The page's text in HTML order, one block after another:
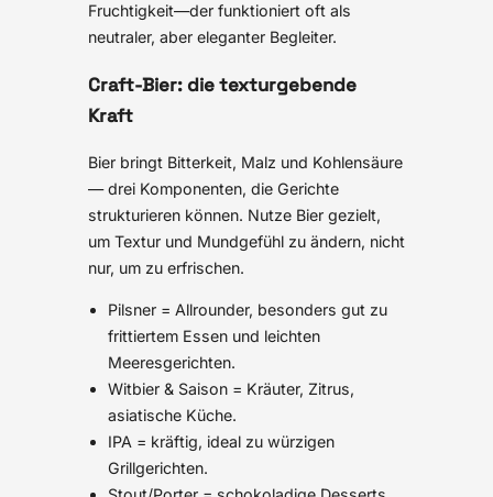
Fruchtigkeit—der funktioniert oft als
neutraler, aber eleganter Begleiter.
Craft-Bier: die texturgebende
Kraft
Bier bringt Bitterkeit, Malz und Kohlensäure
— drei Komponenten, die Gerichte
strukturieren können. Nutze Bier gezielt,
um Textur und Mundgefühl zu ändern, nicht
nur, um zu erfrischen.
Pilsner = Allrounder, besonders gut zu
frittiertem Essen und leichten
Meeresgerichten.
Witbier & Saison = Kräuter, Zitrus,
asiatische Küche.
IPA = kräftig, ideal zu würzigen
Grillgerichten.